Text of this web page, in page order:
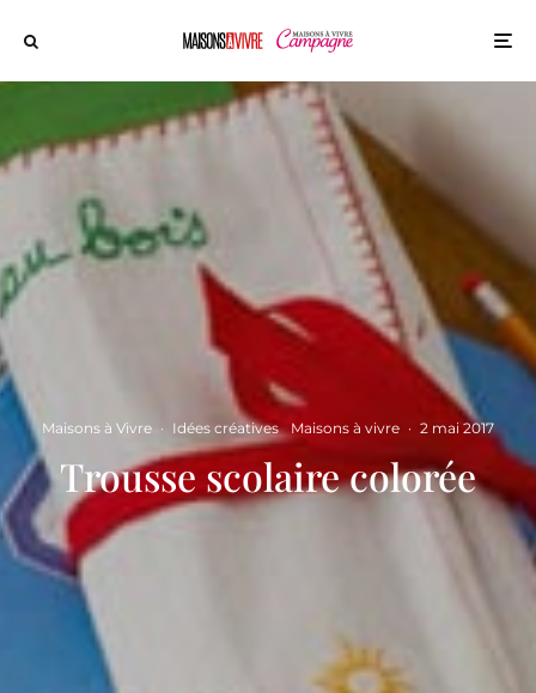
Maisons à Vivre · Idées créatives Maisons à vivre · 2 mai 2017
Trousse scolaire colorée